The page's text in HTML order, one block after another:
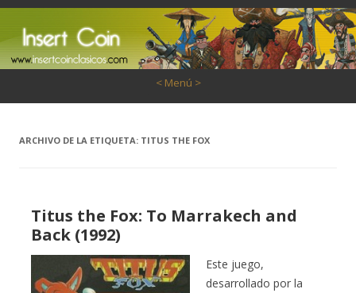
< Menú >
ARCHIVO DE LA ETIQUETA: TITUS THE FOX
Titus the Fox: To Marrakech and
Back (1992)
Este juego,
desarrollado por la